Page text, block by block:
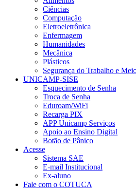
Ciências
Computação
Eletroeletrônica
Enfermagem
Humanidades
Mecânica
Plásticos
Segurança do Trabalho e
UNICAMP-SISE
Esquecimento de Senha
Troca de Senha
Eduroam/WiFi
Recarga PIX
APP Unicamp Serviços
Apoio ao Ensino Digital
Botão de Pânico
Acesse
Sistema SAE
E-mail Institucional
Ex-aluno
Fale com o COTUCA